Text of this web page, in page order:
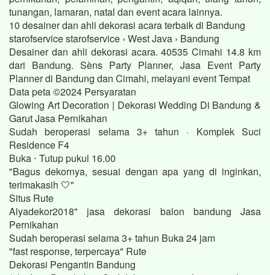
tunangan, lamaran, natal dan event acara lainnya.
10 desainer dan ahli dekorasi acara terbaik di Bandung
starofservice starofservice › West Java › Bandung
Desainer dan ahli dekorasi acara. 40535 Cimahi 14.8 km
dari Bandung. Sèns Party Planner, Jasa Event Party
Planner di Bandung dan Cimahi, melayani event Tempat
Data peta ©2024 Persyaratan
Glowing Art Decoration | Dekorasi Wedding Di Bandung &
Garut Jasa Pernikahan
Sudah beroperasi selama 3+ tahun · Komplek Suci
Residence F4
Buka ⋅ Tutup pukul 16.00
"Bagus dekornya, sesuai dengan apa yang di inginkan,
terimakasih 🤍"
Situs Rute
Alyadekor2018" jasa dekorasi balon bandung Jasa
Pernikahan
Sudah beroperasi selama 3+ tahun Buka 24 jam
"fast response, terpercaya" Rute
Dekorasi Pengantin Bandung